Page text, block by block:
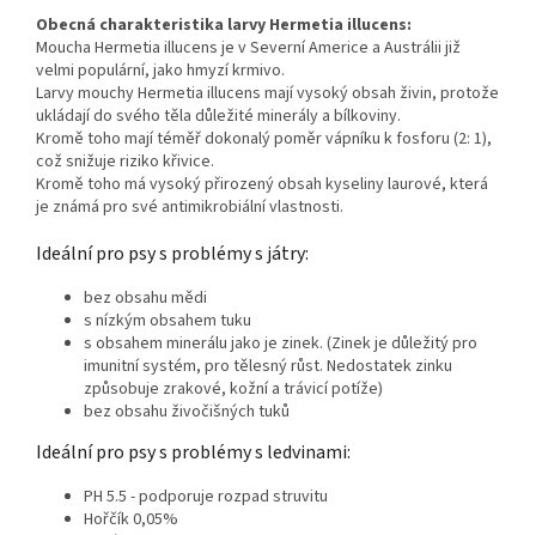
Obecná charakteristika larvy Hermetia illucens:
Moucha Hermetia illucens je v Severní Americe a Austrálii již
velmi populární, jako hmyzí krmivo.
Larvy mouchy Hermetia illucens mají vysoký obsah živin, protože
ukládají do svého těla důležité minerály a bílkoviny.
Kromě toho mají téměř dokonalý poměr vápníku k fosforu (2: 1),
což snižuje riziko křivice.
Kromě toho má vysoký přirozený obsah kyseliny laurové, která
je známá pro své antimikrobiální vlastnosti.
Ideální pro psy s problémy s játry:
bez obsahu mědi
s nízkým obsahem tuku
s obsahem minerálu jako je zinek. (Zinek je důležitý pro
imunitní systém, pro tělesný růst. Nedostatek zinku
způsobuje zrakové, kožní a trávicí potíže)
bez obsahu živočišných tuků
Ideální pro psy s problémy s ledvinami:
PH 5.5 - podporuje rozpad struvitu
Hořčík 0,05%